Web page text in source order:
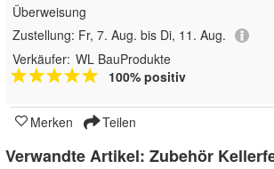
Überweisung
Zustellung: Fr, 7. Aug. bis Di, 11. Aug.
Verkäufer: WL BauProdukte
100% positiv
Merken Teilen
Verwandte Artikel: Zubehör